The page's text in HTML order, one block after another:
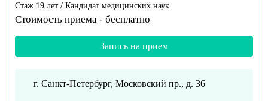
Стаж 19 лет / Кандидат медицинских наук
Стоимость приема - бесплатно
Запись на прием
г. Санкт-Петербург, Московский пр., д. 36